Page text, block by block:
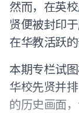
然而，在英
贤便被封印
在华教活跃的
本期专栏试
华校先贤并
的历史画面